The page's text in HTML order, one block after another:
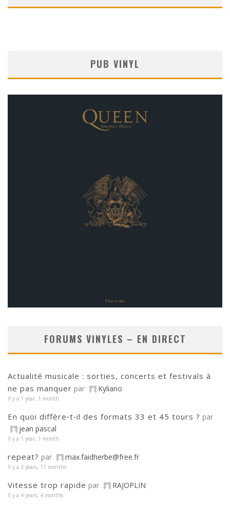
PUB VINYL
FORUMS VINYLES – EN DIRECT
Actualité musicale : sorties, concerts et festivals à
ne pas manquer par Kyliano
Il y a 1 year, 1 month
En quoi diffère‑t‑il des formats 33 et 45 tours ? par
jean pascal
Il y a 1 year, 1 month
repeat? par max.faidherbe@free.fr
Il y a 3 years, 11 months
Vitesse trop rapide par RAJOPLIN
Il y a 4 years, 4 months